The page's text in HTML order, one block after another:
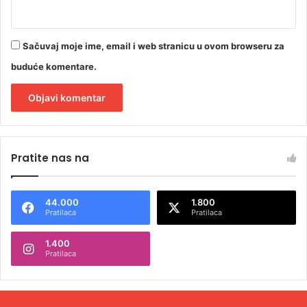
Sačuvaj moje ime, email i web stranicu u ovom browseru za
buduće komentare.
t
n
t
Pratite nas na
44.000
Pratilaca
1.800
Pratilaca
1.400
Pratilaca